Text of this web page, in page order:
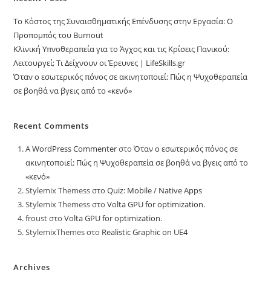
Το Κόστος της Συναισθηματικής Επένδυσης στην Εργασία: Ο
Προπομπός του Burnout
Κλινική Υπνοθεραπεία για το Άγχος και τις Κρίσεις Πανικού:
Λειτουργεί; Τι Δείχνουν οι Έρευνες | LifeSkills.gr
Όταν ο εσωτερικός πόνος σε ακινητοποιεί: Πώς η Ψυχοθεραπεία
σε βοηθά να βγεις από το «κενό»
Recent Comments
A WordPress CommenterστοΌταν ο εσωτερικός πόνος σε
ακινητοποιεί: Πώς η Ψυχοθεραπεία σε βοηθά να βγεις από το
«κενό»
Stylemix ThemessστοQuiz: Mobile / Native Apps
Stylemix ThemessστοVolta GPU for optimization.
froustστοVolta GPU for optimization.
StylemixThemesστο Realistic Graphic on UE4
Archives